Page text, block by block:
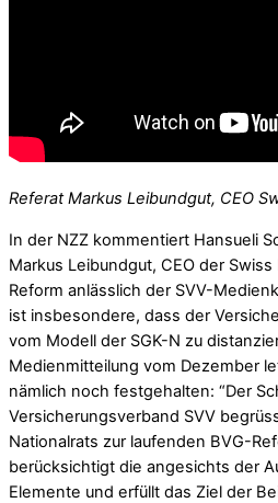
Referat Markus Leibundgut, CEO
In der NZZ kommentiert Hansueli
Markus Leibundgut, CEO der
Reform anlässlich der SVV-
ist insbesondere, dass der
vom Modell der SGK-N zu
Medienmitteilung vom Dezember
nämlich noch festgehalten: “Der
Versicherungsverband SVV
Nationalrats zur laufenden BVG-
berücksichtigt die angesichts der
Elemente und erfüllt das Ziel der